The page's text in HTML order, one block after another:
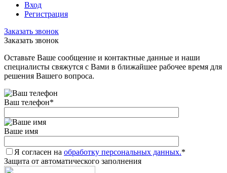
Вход
Регистрация
Заказать звонок
Заказать звонок
Оставьте Ваше сообщение и контактные данные и наши
специалисты свяжутся с Вами в ближайшее рабочее время для
решения Вашего вопроса.
Ваш телефон*
Ваше имя
Я согласен на обработку персональных данных.*
Защита от автоматического заполнения